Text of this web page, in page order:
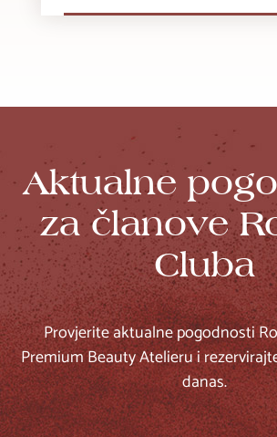
Aktualne
za članove
Cluba
Provjerite aktualne pogodnosti
Premium Beauty Atelieru i
danas.